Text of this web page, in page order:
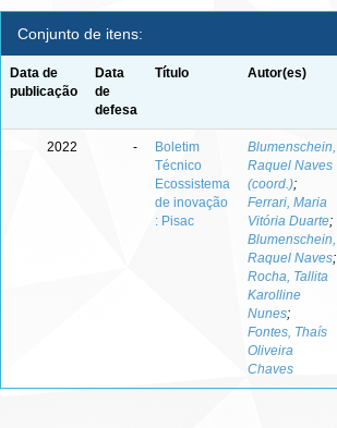
Conjunto de itens:
Data de
publicação
Data
de
defesa
Título Autor(es)
2022 -
Boletim
Técnico
Ecossistema
de inovação
: Pisac
Blumenschein,
Raquel Naves
(coord.);
Ferrari, Maria
Vitória Duarte;
Blumenschein,
Raquel Naves;
Rocha, Tallita
Karolline
Nunes;
Fontes, Thaís
Oliveira
Chaves